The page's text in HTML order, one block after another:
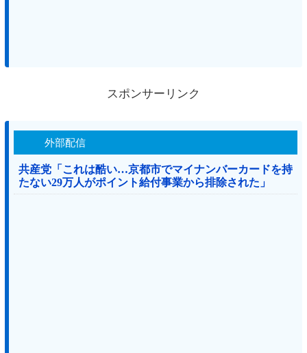
スポンサーリンク
外部配信
共産党「これは酷い…京都市でマイナンバーカードを持
たない29万人がポイント給付事業から排除された」